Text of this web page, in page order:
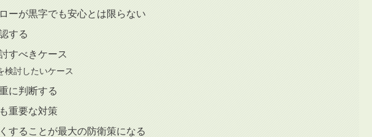
ーが黒字でも安心とは限らない
する
すべきケース
検討したいケース
に判断する
重要な対策
することが最大の防衛策になる